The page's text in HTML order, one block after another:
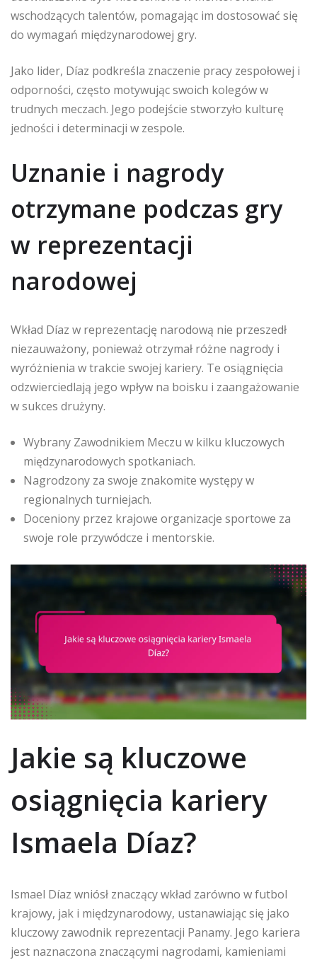
wschodzących talentów, pomagając im dostosować się
do wymagań międzynarodowej gry.
Jako lider, Díaz podkreśla znaczenie pracy zespołowej i
odporności, często motywując swoich kolegów w
trudnych meczach. Jego podejście stworzyło kulturę
jedności i determinacji w zespole.
Uznanie i nagrody
otrzymane podczas gry
w reprezentacji
narodowej
Wkład Díaz w reprezentację narodową nie przeszedł
niezauważony, ponieważ otrzymał różne nagrody i
wyróżnienia w trakcie swojej kariery. Te osiągnięcia
odzwierciedlają jego wpływ na boisku i zaangażowanie
w sukces drużyny.
Wybrany Zawodnikiem Meczu w kilku kluczowych
międzynarodowych spotkaniach.
Nagrodzony za swoje znakomite występy w
regionalnych turniejach.
Doceniony przez krajowe organizacje sportowe za
swoje role przywódcze i mentorskie.
Jakie są kluczowe
osiągnięcia kariery
Ismaela Díaz?
Ismael Díaz wniósł znaczący wkład zarówno w futbol
krajowy, jak i międzynarodowy, ustanawiając się jako
kluczowy zawodnik reprezentacji Panamy. Jego kariera
jest naznaczona znaczącymi nagrodami, kamieniami